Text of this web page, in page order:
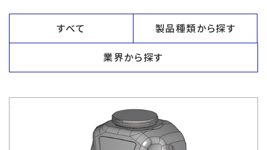
すべて 製品種類から探す
業界から探す